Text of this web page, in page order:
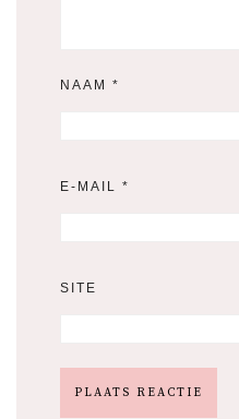
NAAM *
E-MAIL *
SITE